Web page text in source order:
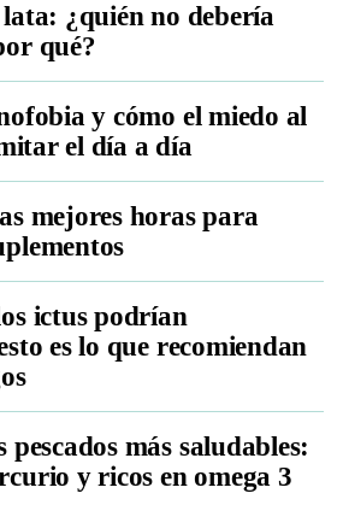
¿quién no debería
qué?
y cómo el miedo al
el día a día
mejores horas para
ictus podrían
es lo que recomiendan
pescados más saludables:
y ricos en omega 3